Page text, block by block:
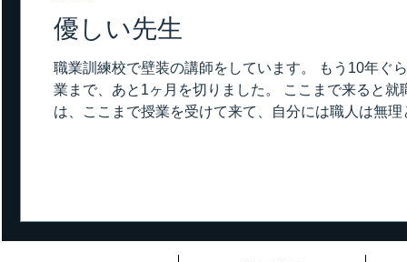
優しい先生
職業訓練校で壁装の講師をしています。 もう10年ぐ
業まで、あと1ヶ月を切りました。 ここまで来ると
は、ここまで授業を受けて来て、自分には職人は無
イケメンで爽やかで、話もとっても面白い。 我々も
もんじゃないしね。 まずイケメンって所でペケだし